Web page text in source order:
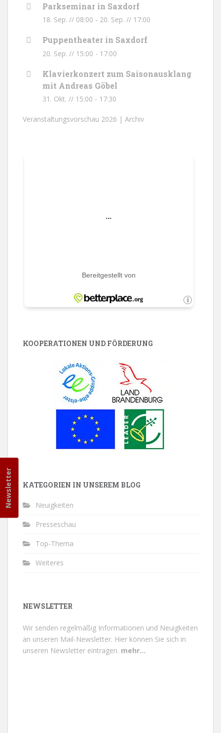
Parkseminar in Saxdorf
18. Sep. // 08:00 - 20. Sep. // 17:00
Puppentheater in Saxdorf
20. Sep. // 15:00 - 17:00
Klavierkonzert zum Saisonausklang
mit Andreas Göbel
31. Okt. // 15:00 - 17:30
Veranstaltungsvorschau 2026 | Archiv
KOOPERATIONEN UND FÖRDERUNG
KATEGORIEN IN UNSEREM BLOG
Neuigkeiten
Presseschau
Top-Thema
Weiteres
NEWSLETTER
Newsletter
Wir senden regelmäßig Informationen und Neuigkeiten
an unseren Mail-Newsletter. Hier können Sie sich in
unseren Newsletter eintragen. mehr...